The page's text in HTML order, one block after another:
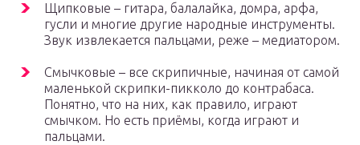
Щипковые – гитара, балалайка, домра, арфа,
гусли и многие другие народные инструменты.
Звук извлекается пальцами, реже – медиатором.
Смычковые – все скрипичные, начиная от самой
маленькой скрипки-пикколо до контрабаса.
Понятно, что на них, как правило, играют
смычком. Но есть приёмы, когда играют и
пальцами.